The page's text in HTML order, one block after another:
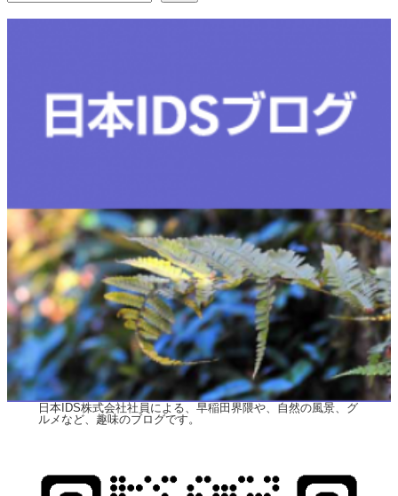
日本IDS株式会社社員による、早稲田界隈や、自然の風景、グ
ルメなど、趣味のブログです。